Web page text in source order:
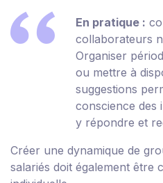
En pratique :
collaborateurs
Organiser
ou mettre à
suggestions
conscience des
y répondre et
Créer une dynamique de
salariés doit également être